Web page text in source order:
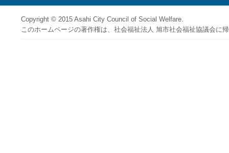
Copyright © 2015 Asahi City Council of Social Welfare.
このホームページの著作権は、社会福祉法人 旭市社会福祉協議会に